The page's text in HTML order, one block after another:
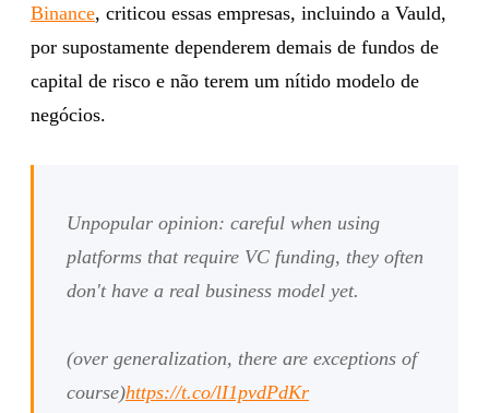
Binance, criticou essas empresas, incluindo a Vauld,
por supostamente dependerem demais de fundos de
capital de risco e não terem um nítido modelo de
negócios.
Unpopular opinion: careful when using
platforms that require VC funding, they often
don't have a real business model yet.
(over generalization, there are exceptions of
course)https://t.co/lI1pvdPdKr